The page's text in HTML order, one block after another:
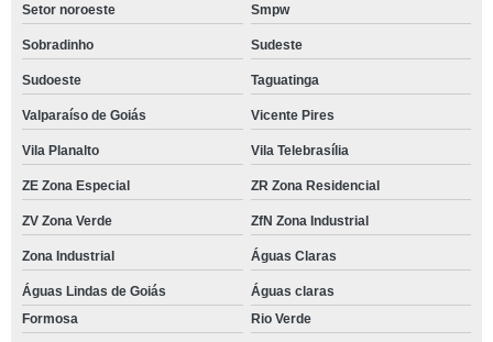
Setor noroeste Smpw
Sobradinho Sudeste
Sudoeste Taguatinga
Valparaíso de Goiás Vicente Pires
Vila Planalto Vila Telebrasília
ZE Zona Especial ZR Zona Residencial
ZV Zona Verde ZfN Zona Industrial
Zona Industrial Águas Claras
Águas Lindas de Goiás
Águas claras
Formosa
Rio Verde